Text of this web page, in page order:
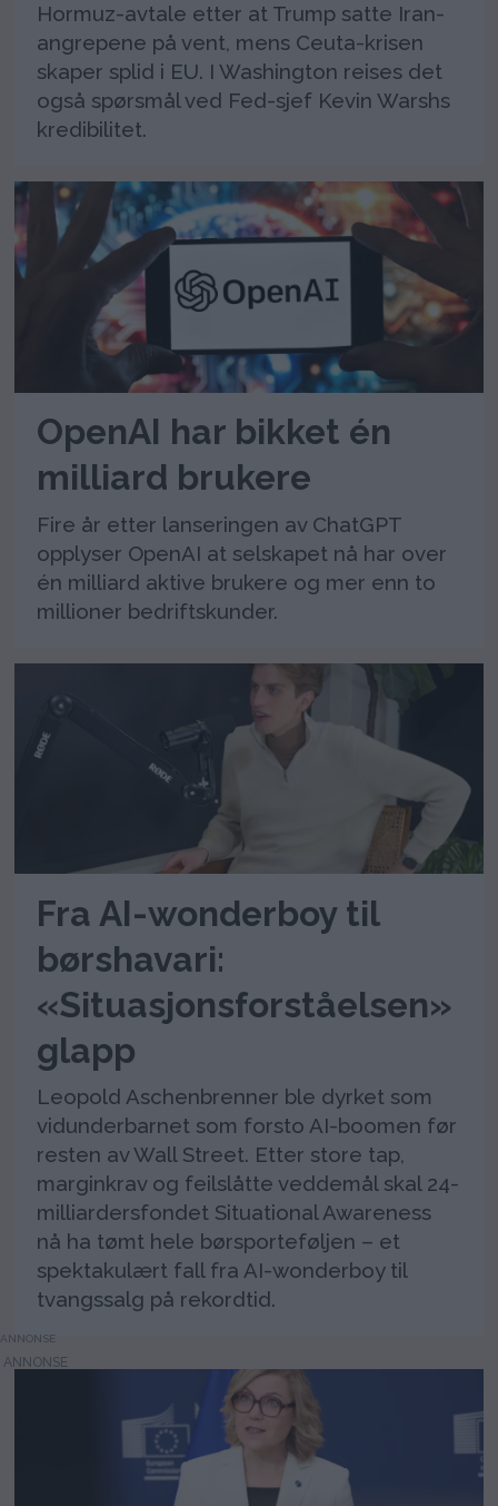
Hormuz-avtale etter at Trump satte Iran-
angrepene på vent, mens Ceuta-krisen
skaper splid i EU. I Washington reises det
også spørsmål ved Fed-sjef Kevin Warshs
kredibilitet.
OpenAI har bikket én
milliard brukere
Fire år etter lanseringen av ChatGPT
opplyser OpenAI at selskapet nå har over
én milliard aktive brukere og mer enn to
millioner bedriftskunder.
Fra AI-wonderboy til
børshavari:
«Situasjonsforståelsen»
glapp
Leopold Aschenbrenner ble dyrket som
vidunderbarnet som forsto AI-boomen før
resten av Wall Street. Etter store tap,
marginkrav og feilslåtte veddemål skal 24-
milliardersfondet Situational Awareness
nå ha tømt hele børsporteføljen – et
spektakulært fall fra AI-wonderboy til
tvangssalg på rekordtid.
ANNONSE